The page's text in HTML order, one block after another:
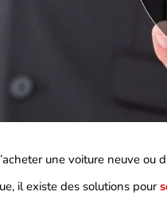
une voiture neuve ou
il existe des solutions pour